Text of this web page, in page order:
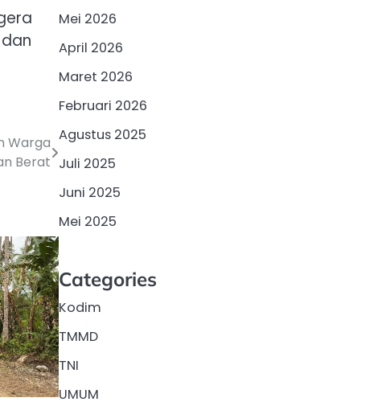
Warga
Berat
Mei 2026
April 2026
Maret 2026
Februari 2026
Agustus 2025
Juli 2025
Juni 2025
Mei 2025
Categories
Kodim
TMMD
TNI
UMUM